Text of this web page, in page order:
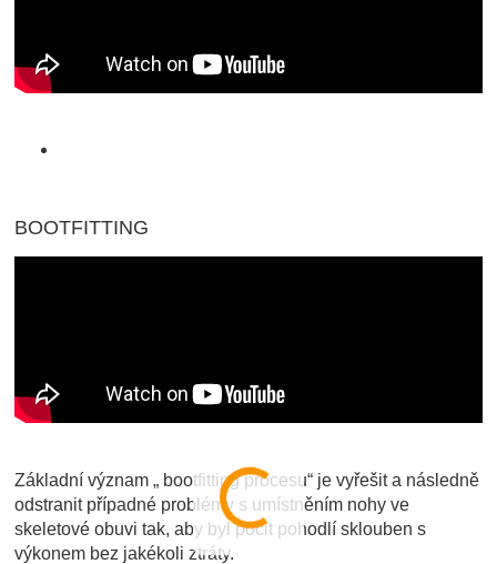
BOOTFITTING
Základní význam „ bootfitting procesu“ je vyřešit a následně
odstranit případné problémy s umístněním nohy ve
skeletové obuvi tak, aby byl pocit pohodlí sklouben s
výkonem bez jakékoli ztráty.